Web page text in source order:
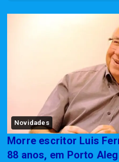
Novidades
Morre escritor Luis
88 anos, em Porto